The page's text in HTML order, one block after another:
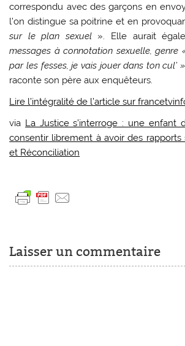
correspondu avec des garçons en
l’on distingue sa poitrine et en
sur le plan sexuel». Elle aurait
messages à connotation sexuelle, genre
par les fesses, je vais jouer dans ton cul’
raconte son père aux enquêteurs.
Lire l’intégralité de l’article sur
via La Justice s’interroge : une enfant
consentir librement à avoir des rapports
et Réconciliation
Laisser un commentaire